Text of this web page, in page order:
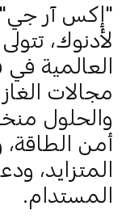
"إكس آر
لأدنوك،
العالمية في
مجالات
والحلول
أمن الطاقة،
المتزايد،
المستدام.